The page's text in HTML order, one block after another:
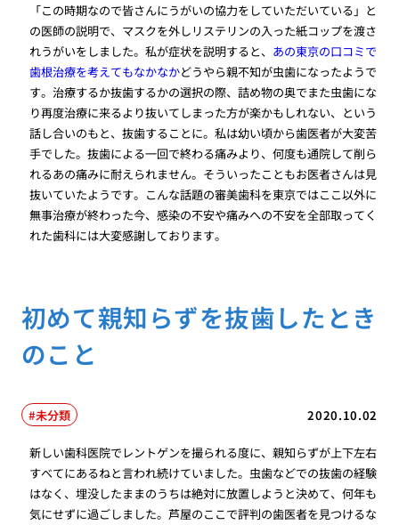
「この時期なので皆さんにうがいの協力をしていただいている」と
の医師の説明で、マスクを外しリステリンの入った紙コップを渡さ
れうがいをしました。私が症状を説明すると、 あの東京の口コミで
歯根治療を考えてもなかなかどうやら親不知が虫歯になったようで
す。治療するか抜歯するかの選択の際、詰め物の奥でまた虫歯にな
り再度治療に来るより抜いてしまった方が楽かもしれない、という
話し合いのもと、抜歯することに。私は幼い頃から歯医者が大変苦
手でした。抜歯による一回で終わる痛みより、何度も通院して削ら
れるあの痛みに耐えられません。そういったこともお医者さんは見
抜いていたようです。こんな話題の審美歯科を東京ではここ以外に
無事治療が終わった今、感染の不安や痛みへの不安を全部取ってく
れた歯科には大変感謝しております。
初めて親知らずを抜歯したとき
のこと
2020.10.02
未分類
新しい歯科医院でレントゲンを撮られる度に、親知らずが上下左右
すべてにあるねと言われ続けていました。虫歯などでの抜歯の経験
はなく、埋没したままのうちは絶対に放置しようと決めて、何年も
気にせずに過ごしました。芦屋のここで評判の歯医者を見つけるな